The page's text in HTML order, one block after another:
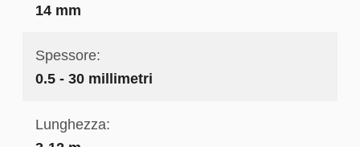
14 mm
Spessore:
0.5 - 30 millimetri
Lunghezza: